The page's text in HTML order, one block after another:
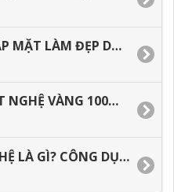
CÁC BƯỚC ĐẮP MẶT LÀM ĐẸP DA VỚI TÍNH BỘT NGHỆ
BÁN TINH BỘT NGHỆ VÀNG 100% NGUYÊN CHẤT KHÔNG PHA TRỘN
TINH BỘT NGHỆ LÀ GÌ? CÔNG DỤNG TINH BỘT NGHỆ